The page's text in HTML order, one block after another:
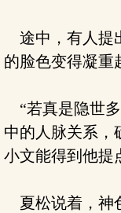
途中，有人提
的脸色变得凝重
“若真是隐世
中的人脉关系，
小文能得到他提
夏松说着，神